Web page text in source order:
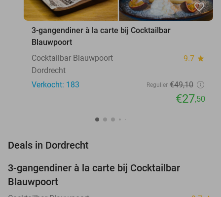
favorite_border
3-gangendiner à la carte bij Cocktailbar
Blauwpoort
Cocktailbar Blauwpoort
9.7 star
Dordrecht
Verkocht: 183
Regulier €49,10
€27,50
Deals in Dordrecht
3-gangendiner à la carte bij Cocktailbar
Blauwpoort